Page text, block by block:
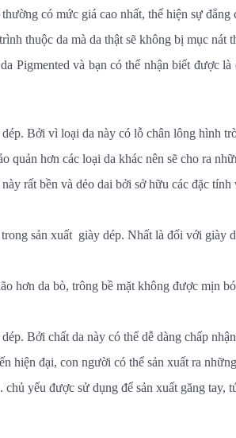
có mức giá cao nhất, thể hiện sự
thuộc da mà da thật sẽ không bị mục
Pigmented và bạn có thể nhận biết được
Bởi vì loại da này có lỗ chân lông hình
quản hơn các loại da khác nên sẽ cho ra
rất bền và dẻo dai bởi sở hữu các đặc tính
sản xuất giày dép. Nhất là đối với giày
hơn da bò, trông bề mặt không được mịn
Bởi chất da này có thể dễ dàng chấp
hiện đại, con người có thể sản xuất ra
yếu được sử dụng để sản xuất găng